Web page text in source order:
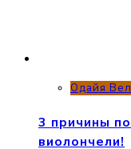
Одайя
3 причины
виолончели!